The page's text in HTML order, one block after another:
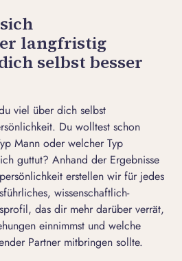
langfristig
selbst besser
viel über dich selbst
Du wolltest schon
Mann oder welcher Typ
guttut? Anhand der Ergebnisse
erstellen wir für jedes
wissenschaftlich-
das dir mehr darüber verrät,
einnimmst und welche
Partner mitbringen sollte.